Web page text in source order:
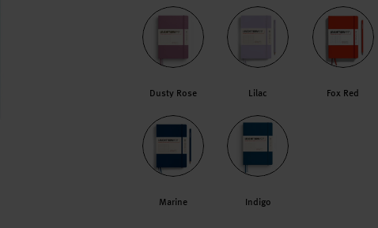
Dusty Rose Lilac Fox Red
Marine Indigo